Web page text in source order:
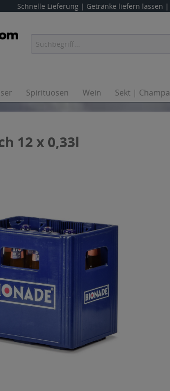
Schnelle Lieferung | Getränke liefern lassen |
Spirituosen Wein Sekt |
12 x 0,33l